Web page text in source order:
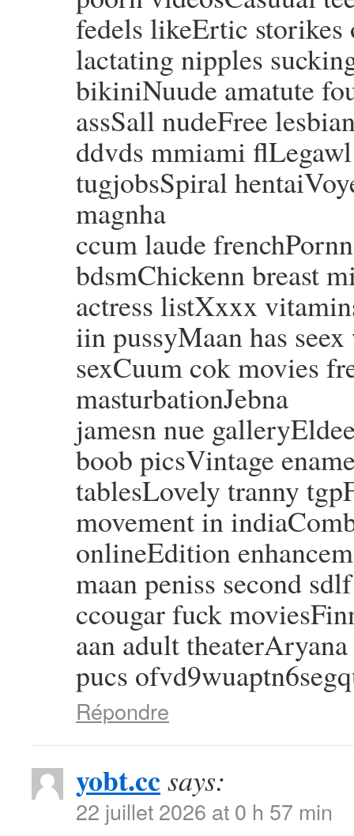
fedels likeErtic storikes
lactating nipples
bikiniNuude amatute
assSall nudeFree
ddvds mmiami
tugjobsSpiral
magnha
ccum laude
bdsmChickenn breast
actress listXxxx
iin pussyMaan has
sexCuum cok movies
masturbationJebna
jamesn nue
boob picsVintage
tablesLovely tranny
movement in
onlineEdition
maan peniss second
ccougar fuck
aan adult
pucs
Répondre
yobt.ccsays:
22 juillet 2026 at 0 h 57 min